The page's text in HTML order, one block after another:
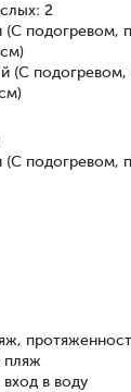
2
(С подогревом,
(С подогревом,
подогревом,
пляж
в воду